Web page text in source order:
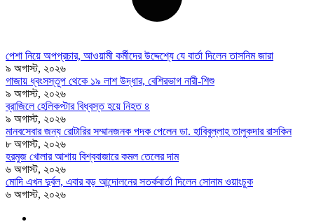
পেশা নিয়ে অপপ্রচার, আওয়ামী কর্মীদের উদ্দেশ্যে যে বার্তা দিলেন তাসনিম জারা
৯ অগাস্ট, ২০২৬
গাজায় ধ্বংসস্তূপ থেকে ১৯ লাশ উদ্ধার, বেশিরভাগ নারী-শিশু
৯ অগাস্ট, ২০২৬
ব্রাজিলে হেলিকপ্টার বিধ্বস্ত হয়ে নিহত ৪
৯ অগাস্ট, ২০২৬
মানবসেবার জন্য রোটারির সম্মানজনক পদক পেলেন ডা. হাবিবুল্লাহ তালুকদার রাসকিন
৮ অগাস্ট, ২০২৬
হরমুজ খোলার আশায় বিশ্ববাজারে কমল তেলের দাম
৬ অগাস্ট, ২০২৬
মোদি এখন দুর্বল, এবার বড় আন্দোলনের সতর্কবার্তা দিলেন সোনাম ওয়াংচুক
৬ অগাস্ট, ২০২৬